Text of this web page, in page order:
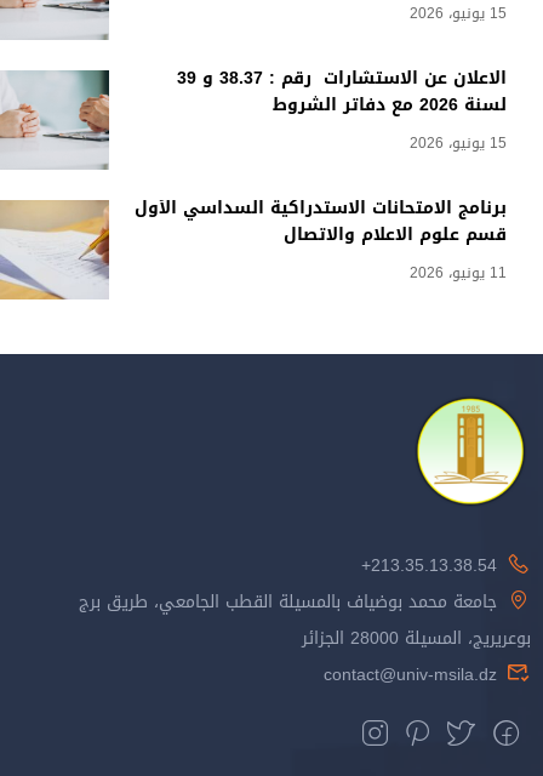
15 يونيو، 2026
الاعلان عن الاستشارات رقم : 38.37 و 39
لسنة 2026 مع دفاتر الشروط
15 يونيو، 2026
برنامج الامتحانات الاستدراكية السداسي الأول
قسم علوم الاعلام والاتصال
11 يونيو، 2026
213.35.13.38.54+
جامعة محمد بوضياف بالمسيلة القطب الجامعي، طريق برج
بوعريريج، المسيلة 28000 الجزائر
contact@univ-msila.dz